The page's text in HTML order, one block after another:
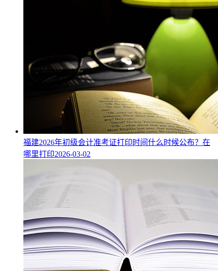
福建2026年初级会计准考证打印时间什么时候公布？在
哪里打印2026-03-02